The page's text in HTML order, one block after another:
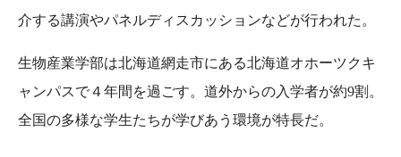
介する講演やパネルディスカッションなどが行われた。
生物産業学部は北海道網走市にある北海道オホーツクキ
ャンパスで４年間を過ごす。道外からの入学者が約9割。
全国の多様な学生たちが学びあう環境が特長だ。